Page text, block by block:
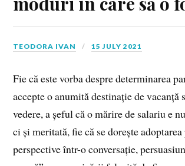
TEODORA IVAN 15 JULY 2021
Fie că este vorba despre determinarea
accepte o anumită destinație de vacanță
vedere, a șeful că o mărire de salariu e
ci și meritată, fie că se dorește
perspective într-o conversație,